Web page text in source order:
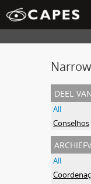
deel van
All
Conselhos
All